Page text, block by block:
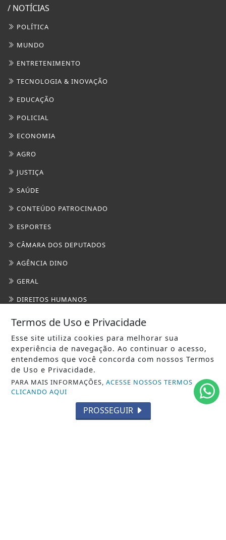
/ NOTÍCIAS
POLÍTICA
MUNDO
ENTRETENIMENTO
TECNOLOGIA & INOVAÇÃO
EDUCAÇÃO
POLICIAL
ECONOMIA
AGRO
JUSTIÇA
SAÚDE
CONTEÚDO PATROCINADO
ESPORTES
CÂMARA DOS DEPUTADOS
AGÊNCIA DINO
GERAL
DIREITOS HUMANOS
/ INFORMAÇÕES
INÍCIO
SOBRE
PAINEL DO USUÁRIO
TERMOS DE USO E PRIVACIDADE
Termos de Uso e Privacidade
Esse site utiliza cookies para melhorar sua
experiência de navegação. Ao continuar o acesso,
entendemos que você concorda com nossos Termos
de Uso e Privacidade.
PARA MAIS INFORMAÇÕES,ACESSE NOSSOS TERMOS
CLICANDO AQUI
PROSSEGUIR